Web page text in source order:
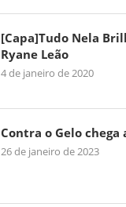
[Capa]Tudo Nela
Ryane Leão
4 de janeiro de 2020
Contra o Gelo chega
26 de janeiro de 2023